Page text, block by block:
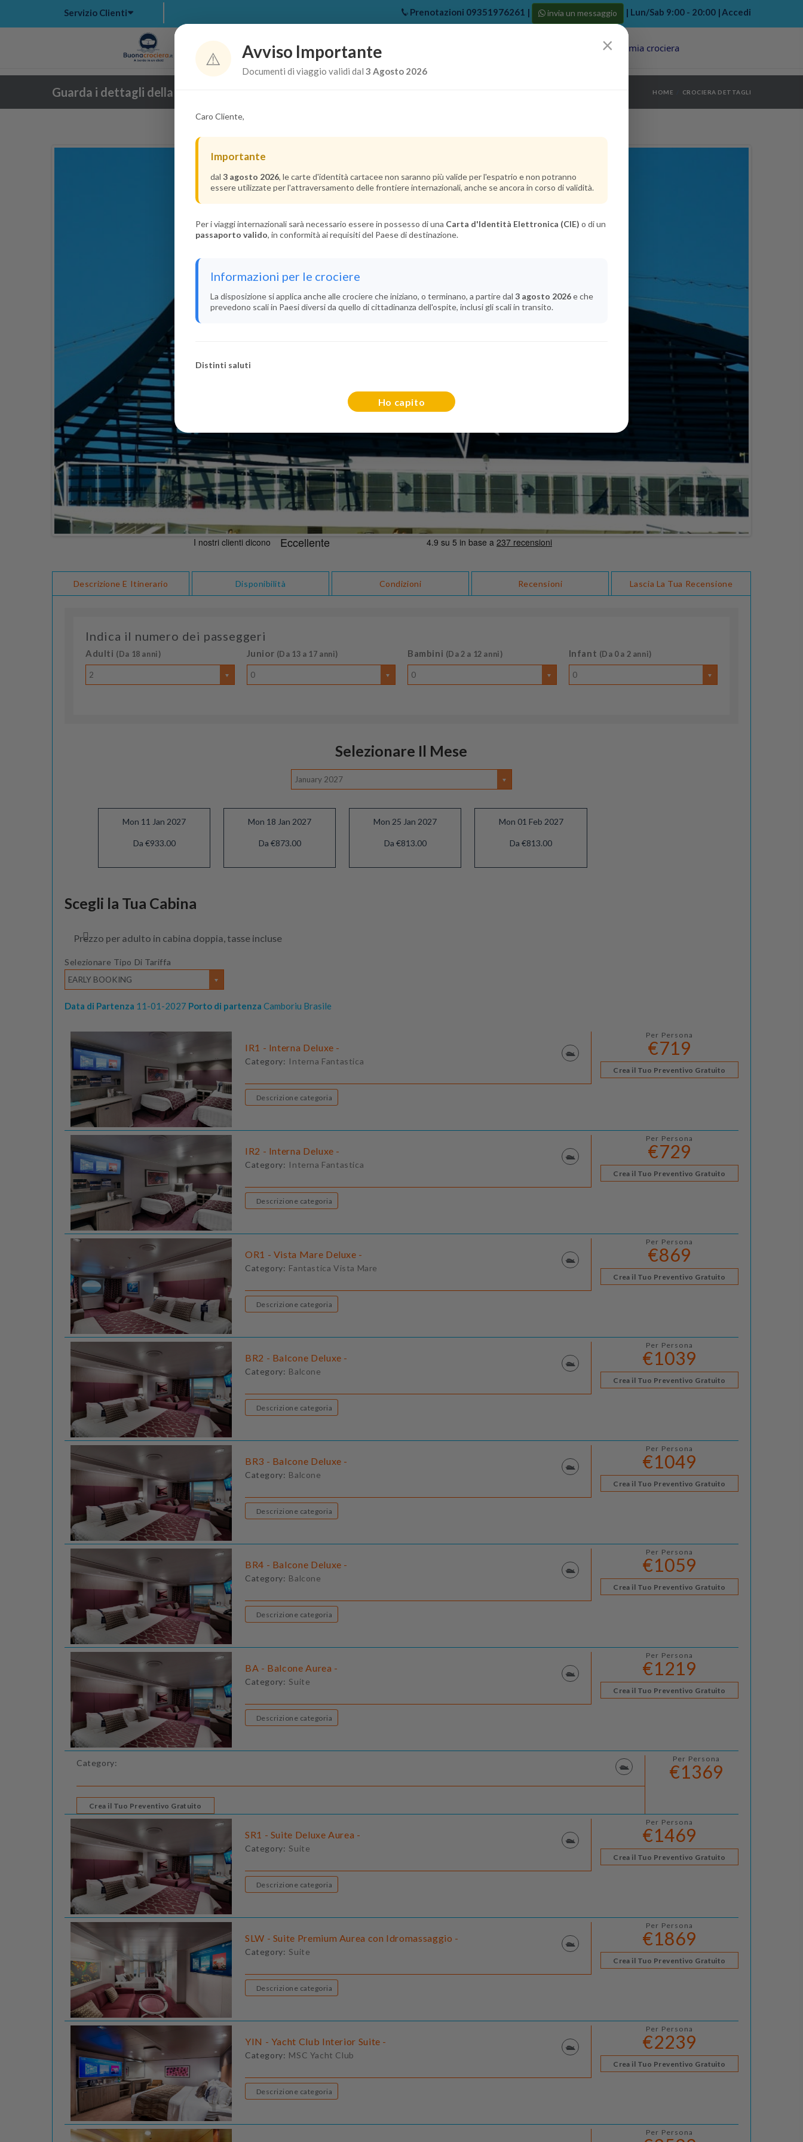
>
>
Servizio Clienti Prenotazioni 09351976261 | invia un messaggio | Lun/Sab 9:00 - 20:00 |Accedi
Home Chi Siamo Offerte Crociere Last Minute La mia crociera
Guarda i dettagli della crociera HOME CROCIERA DETTAGLI
Descrizione E Itinerario Disponibilità Condizioni Recensioni Lascia La Tua Recensione
Indica il numero dei passeggeri
Adulti (Da 18 anni)
2
Junior (Da 13 a 17 anni)
0
Bambini (Da 2 a 12 anni)
0
Infant (Da 0 a 2 anni)
0
Selezionare Il Mese
January 2027
Mon 11 Jan 2027
Da €933.00
Mon 18 Jan 2027
Da €873.00
Mon 25 Jan 2027
Da €813.00
Mon 01 Feb 2027
Da €813.00
Scegli la Tua Cabina
Prezzo per adulto in cabina doppia, tasse incluse
Selezionare Tipo Di Tariffa
EARLY BOOKING
Data di Partenza 11-01-2027 Porto di partenza Camboriu Brasile
IR1 - Interna Deluxe -
Category: Interna Fantastica
Per Persona
€719
Crea il Tuo Preventivo Gratuito
Descrizione categoria
IR2 - Interna Deluxe -
Category: Interna Fantastica
Per Persona
€729
Crea il Tuo Preventivo Gratuito
Descrizione categoria
OR1 - Vista Mare Deluxe -
Category: Fantastica Vista Mare
Per Persona
€869
Crea il Tuo Preventivo Gratuito
Descrizione categoria
BR2 - Balcone Deluxe -
Category: Balcone
Per Persona
€1039
Crea il Tuo Preventivo Gratuito
Descrizione categoria
BR3 - Balcone Deluxe -
Category: Balcone
Per Persona
€1049
Crea il Tuo Preventivo Gratuito
Descrizione categoria
BR4 - Balcone Deluxe -
Category: Balcone
Per Persona
€1059
Crea il Tuo Preventivo Gratuito
Descrizione categoria
BA - Balcone Aurea -
Category: Suite
Per Persona
€1219
Crea il Tuo Preventivo Gratuito
Descrizione categoria
Category: Per Persona
€1369
Crea il Tuo Preventivo Gratuito
SR1 - Suite Deluxe Aurea -
Category: Suite
Per Persona
€1469
Crea il Tuo Preventivo Gratuito
Descrizione categoria
SLW - Suite Premium Aurea con Idromassaggio -
Category: Suite
Per Persona
€1869
Crea il Tuo Preventivo Gratuito
Descrizione categoria
YIN - Yacht Club Interior Suite -
Category: MSC Yacht Club
Per Persona
€2239
Crea il Tuo Preventivo Gratuito
Descrizione categoria
Per Persona
×
⚠️ Avviso Importante
Documenti di viaggio validi dal 3 Agosto 2026
Caro Cliente,
Importante
dal 3 agosto 2026, le carte d'identità cartacee non saranno più valide per l'espatrio e non potranno
essere utilizzate per l'attraversamento delle frontiere internazionali, anche se ancora in corso di validità.
Per i viaggi internazionali sarà necessario essere in possesso di una Carta d'Identità Elettronica (CIE) o di un
passaporto valido, in conformità ai requisiti del Paese di destinazione.
Informazioni per le crociere
La disposizione si applica anche alle crociere che iniziano, o terminano, a partire dal 3 agosto 2026e che
prevedono scali in Paesi diversi da quello di cittadinanza dell'ospite, inclusi gli scali in transito.
Distinti saluti
Ho capito